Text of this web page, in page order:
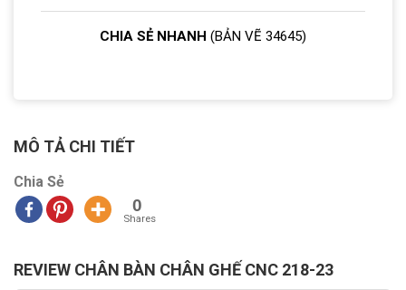
CHIA SẺ NHANH (BẢN VẼ 34645)
MÔ TẢ CHI TIẾT
Chia Sẻ
0
Shares
REVIEW CHÂN BÀN CHÂN GHẾ CNC 218-23